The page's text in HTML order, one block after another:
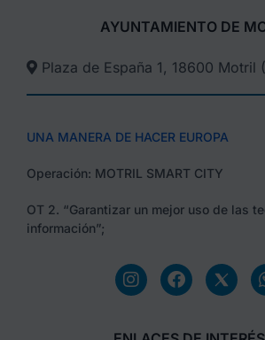
AYUNTAMIENTO DE
Plaza de España 1, 18600 Motril
UNA MANERA DE HACER EUROPA
Operación: MOTRIL SMART CITY
OT 2. “Garantizar un mejor uso de las
información”;